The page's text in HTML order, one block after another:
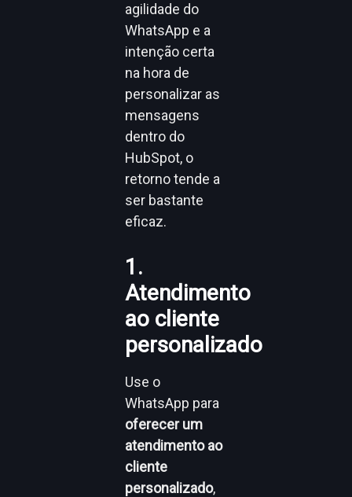
agilidade do
WhatsApp e a
intenção certa
na hora de
personalizar as
mensagens
dentro do
HubSpot, o
retorno tende a
ser bastante
eficaz.
1.
Atendimento
ao cliente
personalizado
Use o
WhatsApp para
oferecer um
atendimento ao
cliente
personalizado,